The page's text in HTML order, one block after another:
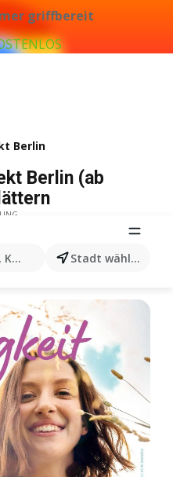
griffbereit
Kategorien, Produkten...
Stadt wählen
Berlin
Berlin (ab